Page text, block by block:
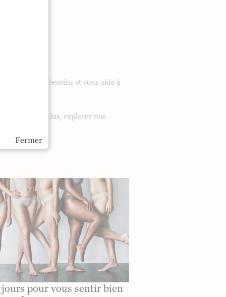
à vos besoins et vous aide à
N’attendez plus, explorez nos
jours pour vous sentir bien
Fermer